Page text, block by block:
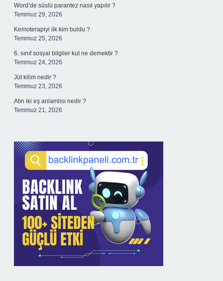
Word’de süslü parantez nasıl yapılır ?
Temmuz 29, 2026
Kemoterapiyi ilk kim buldu ?
Temmuz 25, 2026
6. sınıf sosyal bilgiler kut ne demektir ?
Temmuz 24, 2026
Jüt kilim nedir ?
Temmuz 23, 2026
Atın iki eş anlamlısı nedir ?
Temmuz 21, 2026